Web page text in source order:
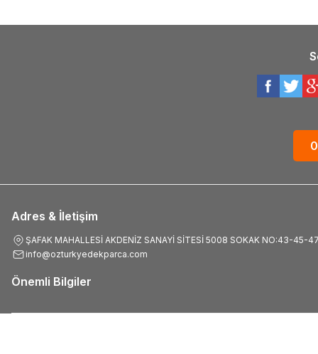
Adres & İletişim
ŞAFAK MAHALLESİ AKDENİZ SANAYİ SİTESİ 5008 SOKAK NO:43-45-
info@ozturkyedekparca.com
Önemli Bilgiler